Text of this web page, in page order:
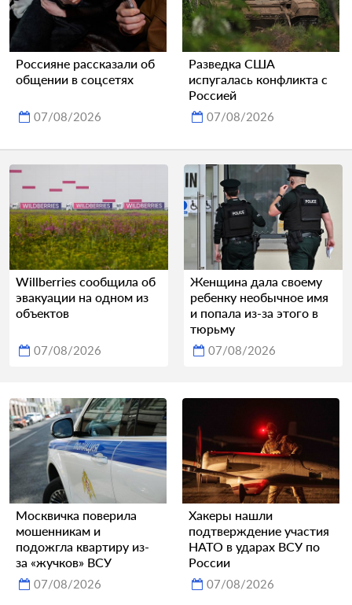
Россияне рассказали об
общении в соцсетях
07/08/2026
Разведка США
испугалась конфликта с
Россией
07/08/2026
Willberries сообщила об
эвакуации на одном из
объектов
07/08/2026
Женщина дала своему
ребенку необычное имя
и попала из-за этого в
тюрьму
07/08/2026
Москвичка поверила
мошенникам и
подожгла квартиру из-
за «жучков» ВСУ
07/08/2026
Хакеры нашли
подтверждение участия
НАТО в ударах ВСУ по
России
07/08/2026